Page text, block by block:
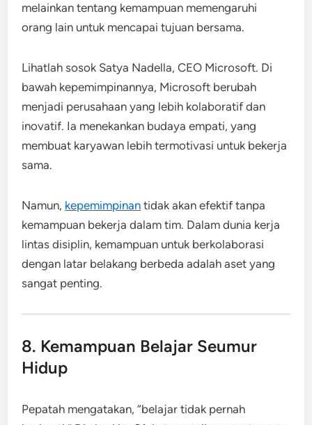
melainkan tentang kemampuan memengaruhi
orang lain untuk mencapai tujuan bersama.
Lihatlah sosok Satya Nadella, CEO Microsoft. Di
bawah kepemimpinannya, Microsoft berubah
menjadi perusahaan yang lebih kolaboratif dan
inovatif. Ia menekankan budaya empati, yang
membuat karyawan lebih termotivasi untuk bekerja
sama.
Namun, kepemimpinan tidak akan efektif tanpa
kemampuan bekerja dalam tim. Dalam dunia kerja
lintas disiplin, kemampuan untuk berkolaborasi
dengan latar belakang berbeda adalah aset yang
sangat penting.
8. Kemampuan Belajar Seumur
Hidup
Pepatah mengatakan, “belajar tidak pernah